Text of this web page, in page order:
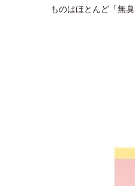
ものはほとんど「無